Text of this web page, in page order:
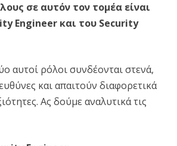
σε αυτόν τον τομέα είναι
Engineer και του Security
αυτοί ρόλοι συνδέονται στενά,
και απαιτούν διαφορετικά
Ας δούμε αναλυτικά τις